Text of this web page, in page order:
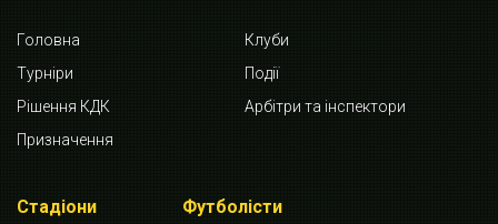
Головна
Клуби
Турніри
Події
Рішення КДК
Арбітри та інспектори
Призначення
Стадіони Футболісти